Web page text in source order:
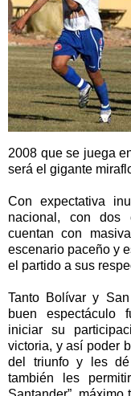
2008 que se juega
será el gigante
Con expectativa
nacional, con dos
cuentan con
escenario paceño y
el partido a sus
Tanto Bolívar y
buen espectáculo
iniciar su
victoria, y así poder
del triunfo y les
también les